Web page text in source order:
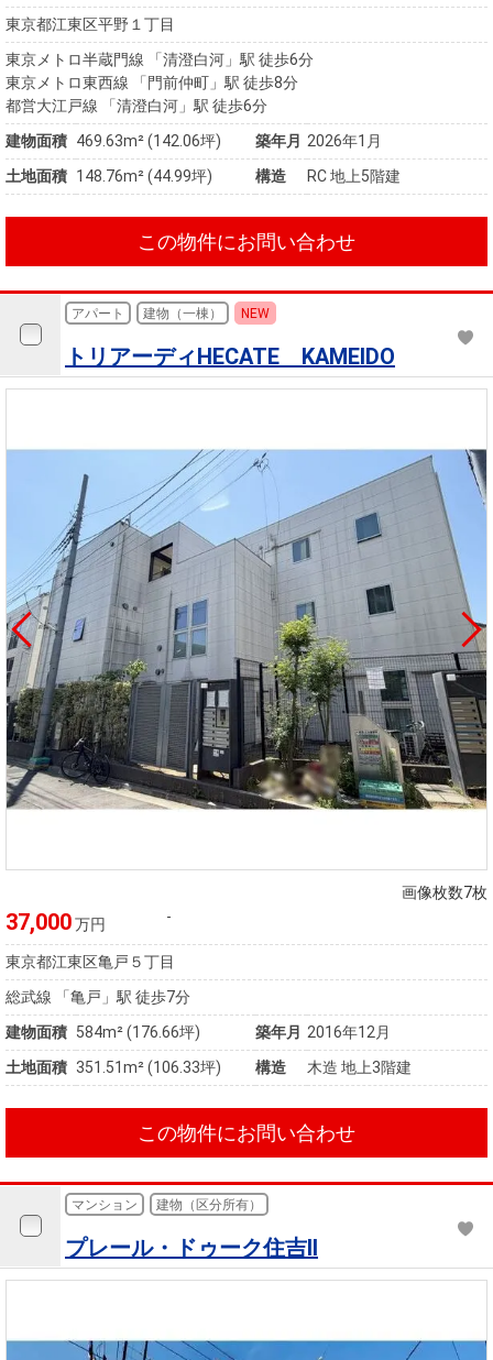
東京都江東区平野１丁目
東京メトロ半蔵門線 「清澄白河」駅 徒歩6分
東京メトロ東西線 「門前仲町」駅 徒歩8分
都営大江戸線 「清澄白河」駅 徒歩6分
建物面積 469.63m² (142.06坪) 築年月 2026年1月
土地面積 148.76m² (44.99坪) 構造 RC 地上5階建
この物件にお問い合わせ
アパート 建物（一棟） NEW
トリアーディHECATE KAMEIDO
画像枚数7枚
37,000万円 -
東京都江東区亀戸５丁目
総武線 「亀戸」駅 徒歩7分
建物面積 584m² (176.66坪) 築年月 2016年12月
土地面積 351.51m² (106.33坪) 構造 木造 地上3階建
この物件にお問い合わせ
マンション 建物（区分所有）
プレール・ドゥーク住吉II